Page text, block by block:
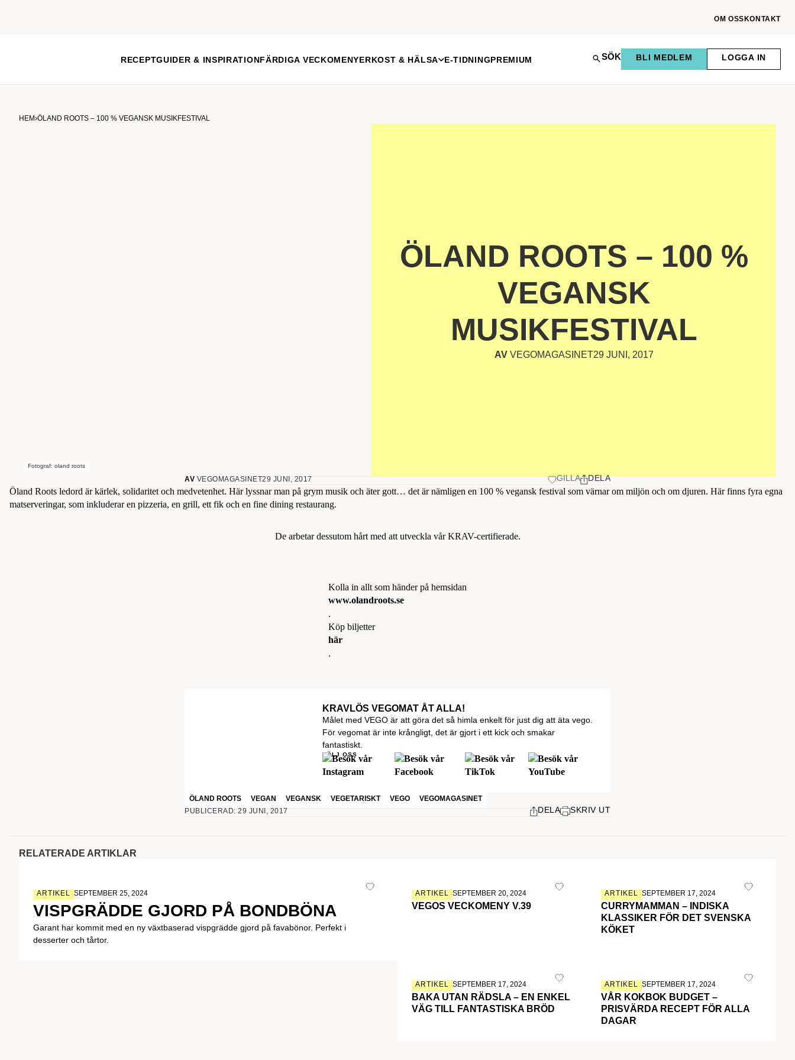
OM OSS KONTAKT
RECEPTGUIDER & INSPIRATIONFÄRDIGA VECKOMENYERKOST & HÄLSA E-TIDNINGPREMIUM SÖK BLI MEDLEM LOGGA IN
HEM›ÖLAND ROOTS – 100 % VEGANSK MUSIKFESTIVAL
Fotograf: oland roots
ÖLAND ROOTS – 100 %
VEGANSK
MUSIKFESTIVAL
AVVEGOMAGASINET29 JUNI, 2017
AV VEGOMAGASINET29 JUNI, 2017 GILLA DELA
Öland Roots ledord är kärlek, solidaritet och medvetenhet. Här lyssnar man på grym musik och äter gott… det är nämligen en 100 % vegansk festival som värnar om miljön och om djuren. Här finns fyra egna
matserveringar, som inkluderar en pizzeria, en grill, ett fik och en fine dining restaurang.
De arbetar dessutom hårt med att utveckla vår KRAV-certifierade.
Kolla in allt som händer på hemsidan
www.olandroots.se
.
Köp biljetter
här
.
KRAVLÖS VEGOMAT ÅT ALLA!
Målet med VEGO är att göra det så himla enkelt för just dig att äta vego.
För vegomat är inte krångligt, det är gjort i ett kick och smakar
fantastiskt.
FÖLJ OSS
ÖLAND ROOTS VEGAN VEGANSK VEGETARISKT VEGO
VEGOMAGASINET
PUBLICERAD: 29 JUNI, 2017
DELA SKRIV UT
RELATERADE ARTIKLAR
ARTIKEL SEPTEMBER 25, 2024
VISPGRÄDDE GJORD PÅ BONDBÖNA
Garant har kommit med en ny växtbaserad vispgrädde gjord på favabönor. Perfekt i
desserter och tårtor.
ARTIKEL SEPTEMBER 20, 2024
VEGOS VECKOMENY V.39
ARTIKEL SEPTEMBER 17, 2024
CURRYMAMMAN – INDISKA
KLASSIKER FÖR DET SVENSKA
KÖKET
ARTIKEL SEPTEMBER 17, 2024
BAKA UTAN RÄDSLA – EN ENKEL
VÄG TILL FANTASTISKA BRÖD
ARTIKEL SEPTEMBER 17, 2024
VÅR KOKBOK BUDGET –
PRISVÄRDA RECEPT FÖR ALLA
DAGAR